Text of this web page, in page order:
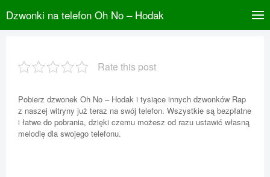
Dzwonki na telefon Oh No – Hodak
Rate this post
Pobierz dzwonek Oh No – Hodak i tysiące innych dzwonków Rap
z naszej witryny już teraz na swój telefon. Wszystkie są bezpłatne
i łatwe do pobrania, dzięki czemu możesz od razu ustawić własną
melodię dla swojego telefonu.